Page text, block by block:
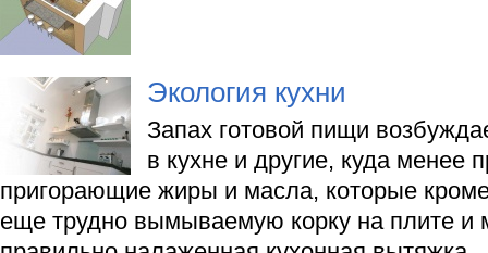
Экология кухни
Запах готовой пищи
в кухне и другие, куда менее
пригорающие жиры и масла, которые
еще трудно вымываемую корку на плите и